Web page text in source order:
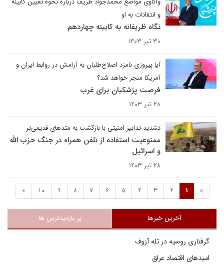
و انتقادات به او
نگاه ظریفانه به کابینه چهاردهم
۳۰ تیر ۱۴۰۳
آیا پیروزی نامزد اصلاح‌طلبان به آرامش در روابط ایران و
آمریکا منجر خواهد شد؟
فرصت پزشکیان برای غرب
۲۸ تیر ۱۴۰۳
تشدید تدابیر امنیتی با بازگشت به متدهای قدیمی‌تر
ممنوعیت استفاده از تلفن همراه در جنگ حزب الله
و اسرائیل
۲۸ تیر ۱۴۰۳
«
1
2
3
4
5
6
7
8
9
10
»
آخرین خبرها پر بازدیدترین ها
گرفتاری روسیه در تله آزوف
امیدهای اقتصاد عراق